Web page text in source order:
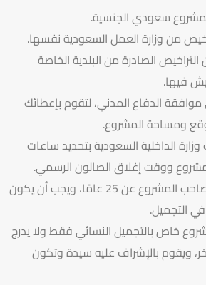
سعودي الجنسية.
من وزارة العمل السعودية نفسها.
الصادرة من البلدية الخاصة
فيها.
الدفاع المدني، لتقوم بإعطائك
ومساحة المشروع.
الداخلية السعودية بتحديد ساعات
ووقت إغلاق الصالون الرسمي.
يجب ألا يقل عمر صاحب المشروع عن 25 عامًا، ويجب أن يكون
التجميل.
خاص بالتجميل النسائي فقط ولا يدرج
ويقوم بالإشراف عليه سيدة وتكون